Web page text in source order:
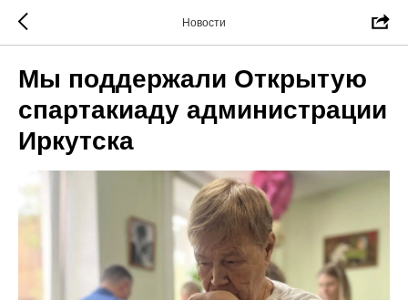
Новости
Мы поддержали Открытую
спартакиаду администрации
Иркутска